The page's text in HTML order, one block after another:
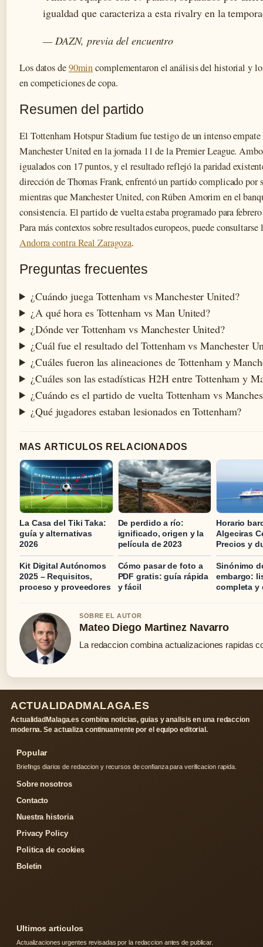
igualdad que caracteriza a esta rivalry en la
— DAZN, previa del encuentro
Los datos de90mincomplementaron el análisis del historial y
en competiciones de copa.
Resumen del partido
El Tottenham Hotspur Stadium fue testigo de un intenso
Manchester United en la jornada 11 de la Premier League.
igualados con 17 puntos, y el resultado reflejó la paridad
dirección de Thomas Frank, enfrentó un partido complicado por
mientras que Manchester United, con Rúben Amorim en el
consistencia. El partido de vuelta estaba programado para
Para más contextos sobre resultados europeos, puede
Andorra contra Real Zaragoza.
Preguntas frecuentes
¿Cuándo juega Tottenham vs Manchester United?
¿A qué hora es Tottenham vs Man United?
¿Dónde ver Tottenham vs Manchester United?
¿Cuál fue el resultado del Tottenham vs Manchester
¿Cuáles fueron las alineaciones de Tottenham y
¿Cuáles son las estadísticas H2H entre Tottenham y
¿Cuándo es el partido de vuelta Tottenham vs
¿Qué jugadores estaban lesionados en Tottenham?
MAS ARTICULOS RELACIONADOS
La Casa del Tiki Taka:
guía y alternativas
2026
De perdido a río:
ignificado, origen y la
película de 2023
Horario
Algeciras
Precios y
Kit Digital Autónomos
2025 – Requisitos,
proceso y proveedores
Cómo pasar de foto a
PDF gratis: guía rápida
y fácil
Sinónimo
embargo:
completa y
SOBRE EL AUTOR
Mateo Diego Martinez Navarro
La redaccion combina actualizaciones rapidas
ACTUALIDADMALAGA.ES
ActualidadMalaga.es combina noticias, guias y analisis en una redaccion
moderna. Se actualiza continuamente por el equipo editorial.
Popular
Briefings diarios de redaccion y recursos de confianza para verificacion rapida.
Sobre nosotros
Contacto
Nuestra historia
Privacy Policy
Politica de cookies
Boletin
Ultimos articulos
Actualizaciones urgentes revisadas por la redaccion antes de publicar.